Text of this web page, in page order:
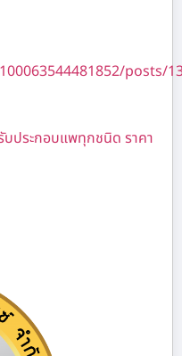
posts/
ประกอบแพทุกชนิด ราคา